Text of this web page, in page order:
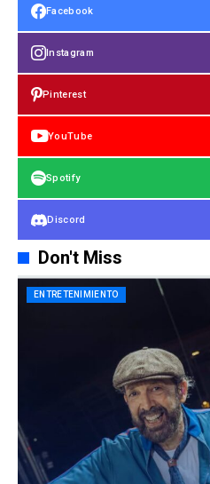
Facebook
Instagram
Pinterest
YouTube
Spotify
Discord
Don't Miss
ENTRETENIMIENTO